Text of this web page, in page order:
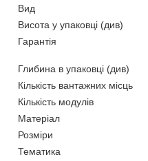
Вид
Висота у упаковці (див)
Гарантія
Глибина в упаковці (див)
Кількість вантажних місць
Кількість модулів
Матеріал
Розміри
Тематика